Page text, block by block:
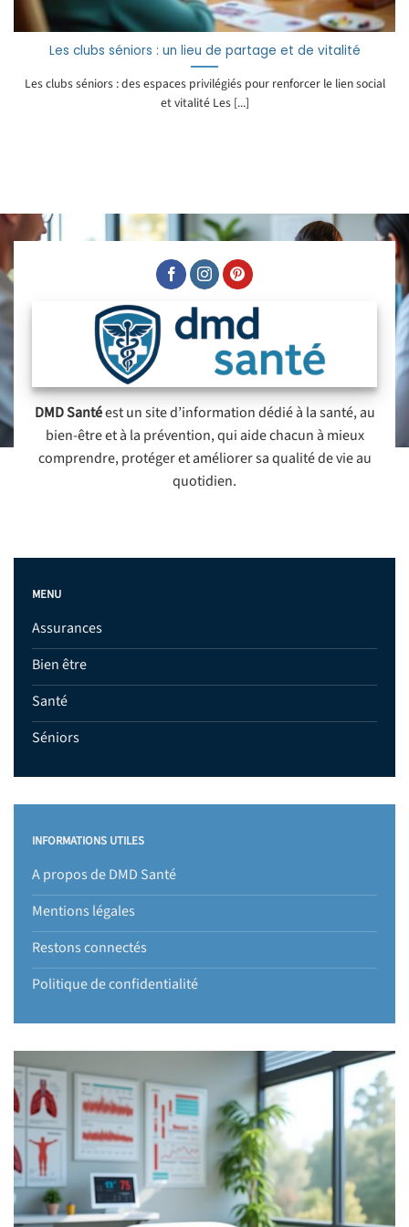
Les clubs séniors : un lieu de partage et de vitalité
Les clubs séniors : des espaces privilégiés pour renforcer le lien social
et vitalité Les [...]
DMD Santéest un site d’information dédié à la santé, au
bien-être et à la prévention, qui aide chacun à mieux
comprendre, protéger et améliorer sa qualité de vie au
quotidien.
MENU
Assurances
Bien être
Santé
Séniors
INFORMATIONS UTILES
A propos de DMD Santé
Mentions légales
Restons connectés
Politique de confidentialité